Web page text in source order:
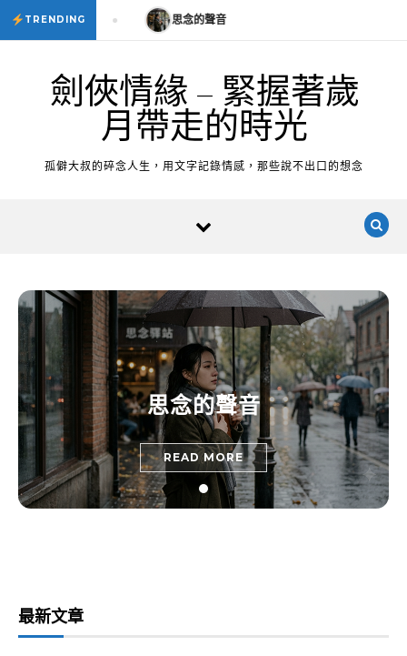
Skip to content
TRENDING
思念的聲音 思念的聲音
劍俠情緣 – 緊握著歲
月帶走的時光
孤僻大叔的碎念人生，用文字記錄情感，那些說不出口的想念
思念的聲音
READ MORE
最新文章